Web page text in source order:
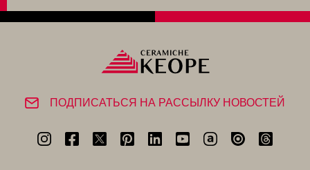
ПОДПИСАТЬСЯ НА РАССЫЛКУ НОВОСТЕЙ